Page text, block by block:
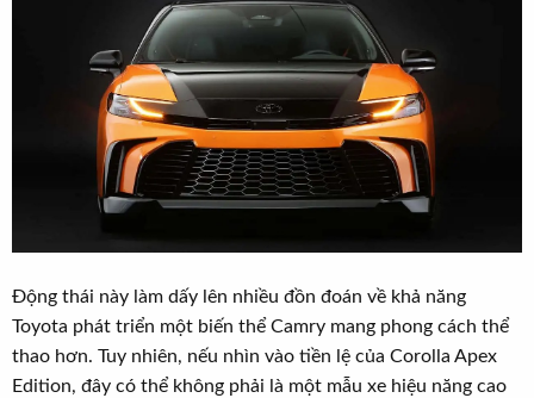
Động thái này làm dấy lên nhiều đồn đoán về khả năng
Toyota phát triển một biến thể Camry mang phong cách thể
thao hơn. Tuy nhiên, nếu nhìn vào tiền lệ của Corolla Apex
Edition, đây có thể không phải là một mẫu xe hiệu năng cao